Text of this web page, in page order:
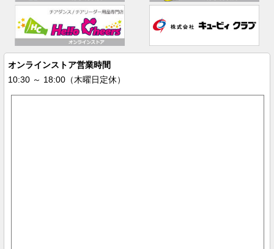
オンラインストア営業時間
10:30 ～ 18:00（木曜日定休）